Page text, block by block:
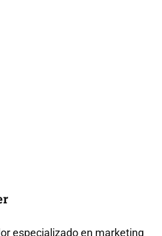
especializado en marketing